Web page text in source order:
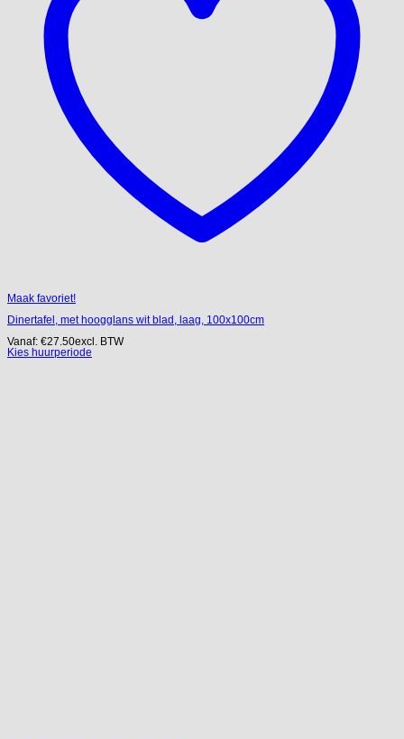
Maak favoriet!
Dinertafel, met hoogglans wit blad, laag, 100x100cm
Vanaf: €27.50excl. BTW
Kies huurperiode